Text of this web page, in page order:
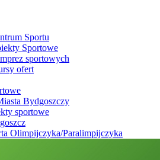
Sportu
Sportowe
sportowych
ofert
Bydgoszczy
sportowe
Olimpijczyka/Paralimpijczyka